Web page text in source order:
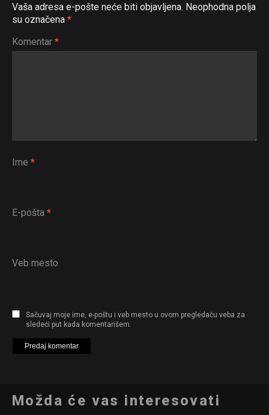
Vaša adresa e-pošte neće biti objavljena. Neophodna polja
su označena *
Komentar *
Ime *
E-pošta *
Veb mesto
Sačuvaj moje ime, e-poštu i veb mesto u ovom pregledaču veba za
sledeći put kada komentarišem.
Možda će vas interesovati